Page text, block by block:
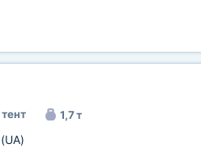
тент 1,7 т
(UA)